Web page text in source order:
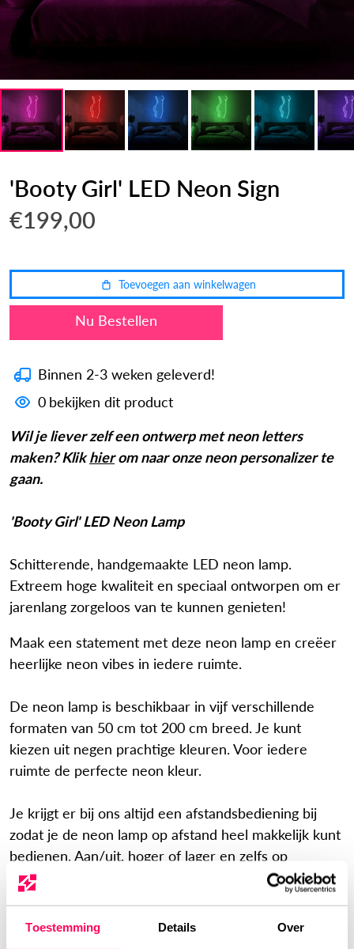
Toestemming Details Over
'Booty Girl' LED Neon Sign
€199,00
Toevoegen aan winkelwagen
Nu kopen
Binnen 2-3 weken geleverd!
0 bekijken dit product
Wil je liever zelf een ontwerp met neon letters
maken? Klik hier om naar onze neon personalizer te
gaan.
'Booty Girl' LED Neon Lamp
Schitterende, handgemaakte LED neon lamp.
Extreem hoge kwaliteit en speciaal ontworpen om er
jarenlang zorgeloos van te kunnen genieten!
Maak een statement met deze neon lamp en creëer
heerlijke neon vibes in iedere ruimte.
De neon lamp is beschikbaar in vijf verschillende
formaten van 50 cm tot 200 cm breed. Je kunt
kiezen uit negen prachtige kleuren. Voor iedere
ruimte de perfecte neon kleur.
Je krijgt er bij ons altijd een afstandsbediening bij
zodat je de neon lamp op afstand heel makkelijk kunt
bedienen. Aan/uit, hoger of lager en zelfs op
verschillende standen om de neon lamp te laten